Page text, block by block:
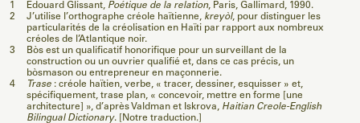
1 Édouard Glissant, Poétique de la relation, Paris, Gallimard, 1990.
2
J’utilise l’orthographe créole haïtienne, kreyòl, pour distinguer les
particularités de la créolisation en Haïti par rapport aux nombreux
créoles de l’Atlantique noir.
3
Bòs est un qualificatif honorifique pour un surveillant de la
construction ou un ouvrier qualifié et, dans ce cas précis, un
bòsmason ou entrepreneur en maçonnerie.
4
Trase : créole haïtien, verbe, « tracer, dessiner, esquisser » et,
spécifiquement, trase plan, « concevoir, mettre en forme [une
architecture] », d’après Valdman et Iskrova, Haitian Creole-English
Bilingual Dictionary. [Notre traduction.]